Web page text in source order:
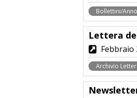
Bollettini/
Lettera
Febbraio
Archivio